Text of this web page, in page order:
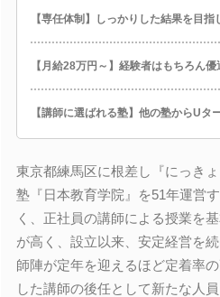
【専任体制】しっかりした結果を目指
【月給28万円～】経験者はもちろん優
【講師に選ばれる塾】他の塾からUタ
東京都練馬区に根差し『にっき
塾『日本教育学院』を51年運営
く、正社員の講師による授業を
が高く、設立以来、安定経営を
師陣が定年を迎えるほど定着率
した講師の後任として新たな人